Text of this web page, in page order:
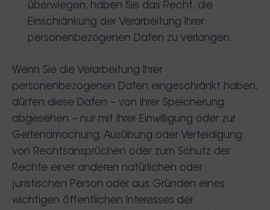
überwiegen, haben Sie das Recht, die
Einschränkung der Verarbeitung Ihrer
personenbezogenen Daten zu verlangen.
Wenn Sie die Verarbeitung Ihrer
personenbezogenen Daten eingeschränkt haben,
dürfen diese Daten – von ihrer Speicherung
abgesehen – nur mit Ihrer Einwilligung oder zur
Geltendmachung, Ausübung oder Verteidigung
von Rechtsansprüchen oder zum Schutz der
Rechte einer anderen natürlichen oder
juristischen Person oder aus Gründen eines
wichtigen öffentlichen Interesses der